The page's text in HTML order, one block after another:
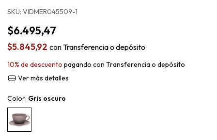
SKU: VIDMER045509-1
$6.495,47
$5.845,92 conTransferencia o depósito
10% de descuento pagando con Transferencia o depósito
Ver más detalles
Color: Gris oscuro